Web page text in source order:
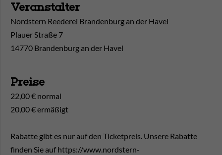
Veranstalter
Nordstern Reederei Brandenburg an der Havel
Plauer Straße 7
14770 Brandenburg an der Havel
Preise
22,00 € normal
20,00 € ermäßigt
Rabatte gibt es nur auf den Ticketpreis. Unsere Rabatte
finden Sie auf https://www.nordstern-